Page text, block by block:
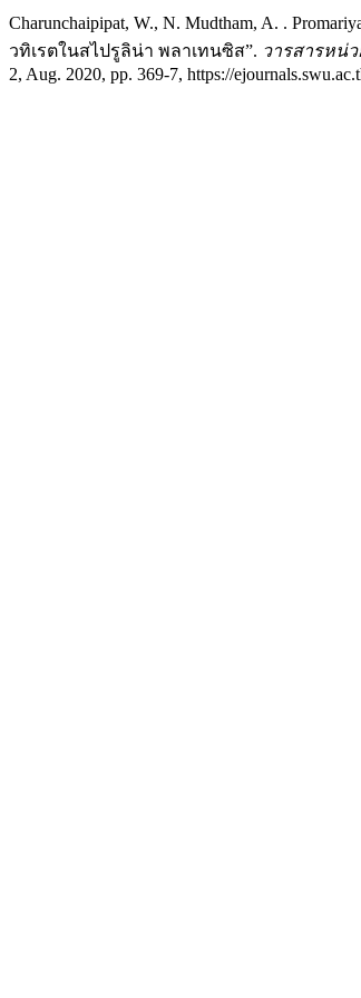
Charunchaipipat, W., N. Mudtham, A. .
วทิเรตในสไปรูลิน่า พลาเทนซิส”. วารสารหน่ว
2, Aug. 2020, pp. 369-7, https://